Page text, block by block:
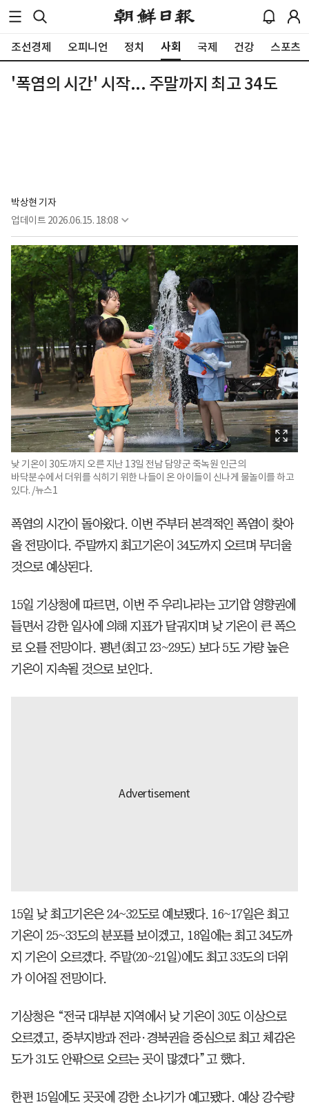
조선경제 오피니언 정치 사회 국제 건강 스포츠
'폭염의 시간' 시작... 주말까지 최고 34도
박상현 기자
업데이트 2026.06.15. 18:08
낮 기온이 30도까지 오른 지난 13일 전남 담양군 죽녹원 인근의
바닥분수에서 더위를 식히기 위한 나들이 온 아이들이 신나게 물놀이를 하고
있다. /뉴스1
폭염의 시간이 돌아왔다. 이번 주부터 본격적인 폭염이 찾아
올 전망이다. 주말까지 최고기온이 34도까지 오르며 무더울
것으로 예상된다.
15일 기상청에 따르면, 이번 주 우리나라는 고기압 영향권에
들면서 강한 일사에 의해 지표가 달궈지며 낮 기온이 큰 폭으
로 오를 전망이다. 평년(최고 23~29도) 보다 5도 가량 높은
기온이 지속될 것으로 보인다.
15일 낮 최고기온은 24~32도로 예보됐다. 16~17일은 최고
기온이 25~33도의 분포를 보이겠고, 18일에는 최고 34도까
지 기온이 오르겠다. 주말(20~21일)에도 최고 33도의 더위
가 이어질 전망이다.
기상청은 “전국 대부분 지역에서 낮 기온이 30도 이상으로
오르겠고, 중부지방과 전라·경북권을 중심으로 최고 체감온
도가 31도 안팎으로 오르는 곳이 많겠다”고 했다.
한편 15일에도 곳곳에 강한 소나기가 예고됐다. 예상 강수량